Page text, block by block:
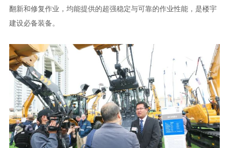
翻新和修复作业，均能提供的超强稳定与可靠的作业性能，是楼宇
建设必备装备。